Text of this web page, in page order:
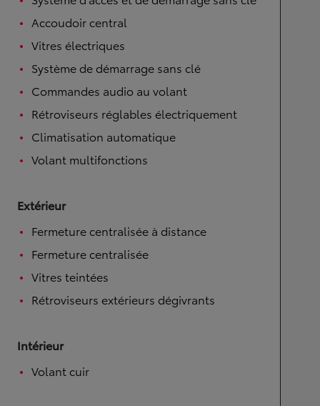
Accoudoir central
Vitres électriques
Système de démarrage sans clé
Commandes audio au volant
Rétroviseurs réglables électriquement
Climatisation automatique
Volant multifonctions
Extérieur
Fermeture centralisée à distance
Fermeture centralisée
Vitres teintées
Rétroviseurs extérieurs dégivrants
Intérieur
Volant cuir